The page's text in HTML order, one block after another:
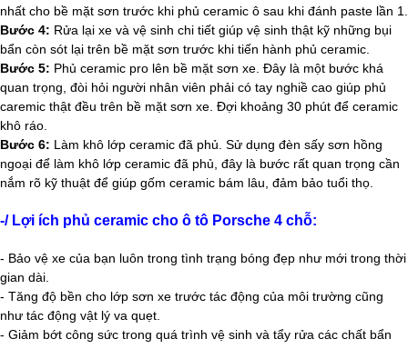
nhất cho bề mặt sơn trước khi phủ ceramic ô sau khi đánh paste lần 1.
Bước 4: Rửa lại xe và vệ sinh chi tiết giúp vệ sinh thật kỹ những bụi
bẩn còn sót lại trên bề mặt sơn trước khi tiến hành phủ ceramic.
Bước 5: Phủ ceramic pro lên bề mặt sơn xe. Đây là một bước khá
quan trọng, đòi hỏi người nhân viên phải có tay nghiề cao giúp phủ
caremic thật đều trên bề mặt sơn xe. Đợi khoảng 30 phút để ceramic
khô ráo.
Bước 6: Làm khô lớp ceramic đã phủ. Sử dụng đèn sấy sơn hồng
ngoại để làm khô lớp ceramic đã phủ, đây là bước rất quan trọng cần
nắm rõ kỹ thuật để giúp gốm ceramic bám lâu, đảm bảo tuổi thọ.
-/ Lợi ích phủ ceramic cho ô tô Porsche 4 chỗ:
- Bảo vệ xe của bạn luôn trong tình trạng bóng đẹp như mới trong thời
gian dài.
- Tăng độ bền cho lớp sơn xe trước tác động của môi trường cũng
như tác động vật lý va quẹt.
- Giảm bớt công sức trong quá trình vệ sinh và tẩy rửa các chất bẩn